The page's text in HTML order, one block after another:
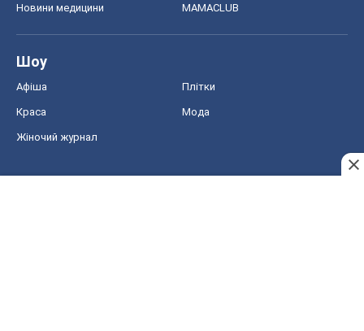
Новини медицини MAMACLUB
Шоу
Афіша Плітки
Краса Мода
Жіночий журнал